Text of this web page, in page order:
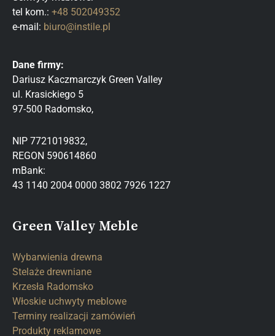
tel kom.: +48 502049352
e-mail: biuro@instile.pl
Dane firmy:
Dariusz Kaczmarczyk Green Valley
ul. Krasickiego 5
97-500 Radomsko,
NIP 7721019832,
REGON 590614860
mBank:
43 1140 2004 0000 3802 7926 1227
Green Valley Meble
Wybarwienia drewna
Stelaże drewniane
Krzesła Radomsko
Włoskie uchwyty meblowe
Terminy realizacji zamówień
Produkty reklamowe